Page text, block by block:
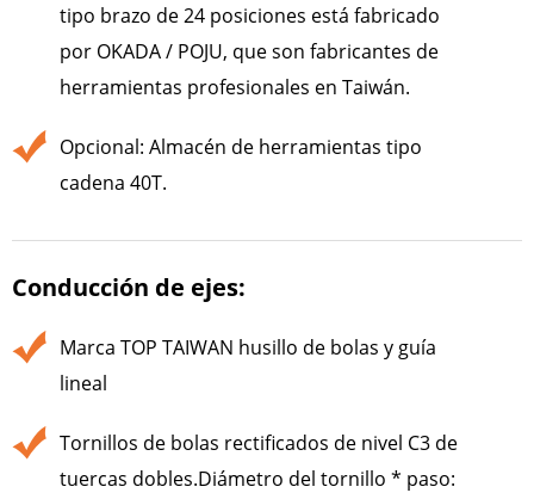
tipo brazo de 24 posiciones está fabricado
por OKADA / POJU, que son fabricantes de
herramientas profesionales en Taiwán.
Opcional: Almacén de herramientas tipo
cadena 40T.
Conducción de ejes:
Marca TOP TAIWAN husillo de bolas y guía
lineal
Tornillos de bolas rectificados de nivel C3 de
tuercas dobles.Diámetro del tornillo * paso: